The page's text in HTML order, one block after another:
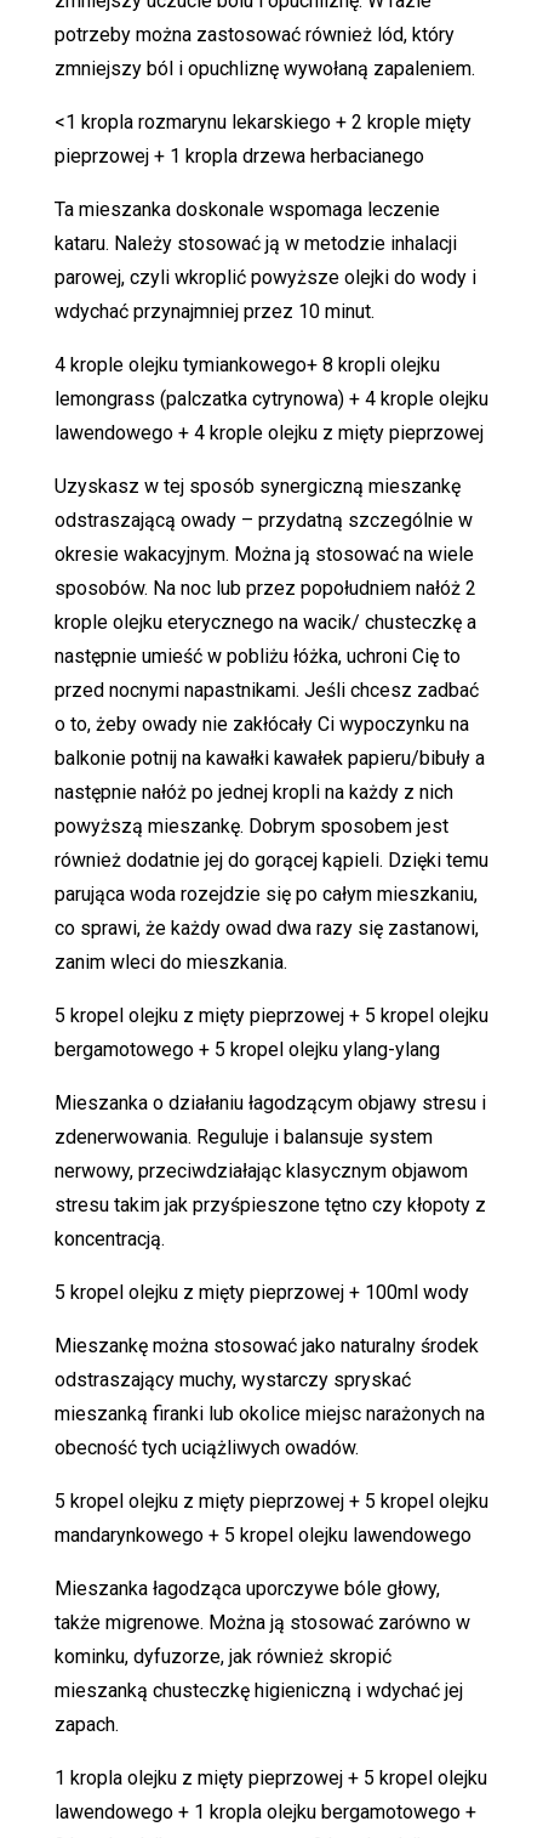
potrzeby można zastosować również lód, który
zmniejszy ból i opuchliznę wywołaną zapaleniem.
<1 kropla rozmarynu lekarskiego + 2 krople mięty
pieprzowej + 1 kropla drzewa herbacianego
Ta mieszanka doskonale wspomaga leczenie
kataru. Należy stosować ją w metodzie inhalacji
parowej, czyli wkroplić powyższe olejki do wody i
wdychać przynajmniej przez 10 minut.
4 krople olejku tymiankowego+ 8 kropli olejku
lemongrass (palczatka cytrynowa) + 4 krople olejku
lawendowego + 4 krople olejku z mięty pieprzowej
Uzyskasz w tej sposób synergiczną mieszankę
odstraszającą owady – przydatną szczególnie w
okresie wakacyjnym. Można ją stosować na wiele
sposobów. Na noc lub przez popołudniem nałóż 2
krople olejku eterycznego na wacik/ chusteczkę a
następnie umieść w pobliżu łóżka, uchroni Cię to
przed nocnymi napastnikami. Jeśli chcesz zadbać
o to, żeby owady nie zakłócały Ci wypoczynku na
balkonie potnij na kawałki kawałek papieru/bibuły a
następnie nałóż po jednej kropli na każdy z nich
powyższą mieszankę. Dobrym sposobem jest
również dodatnie jej do gorącej kąpieli. Dzięki temu
parująca woda rozejdzie się po całym mieszkaniu,
co sprawi, że każdy owad dwa razy się zastanowi,
zanim wleci do mieszkania.
5 kropel olejku z mięty pieprzowej + 5 kropel olejku
bergamotowego + 5 kropel olejku ylang-ylang
Mieszanka o działaniu łagodzącym objawy stresu i
zdenerwowania. Reguluje i balansuje system
nerwowy, przeciwdziałając klasycznym objawom
stresu takim jak przyśpieszone tętno czy kłopoty z
koncentracją.
5 kropel olejku z mięty pieprzowej + 100ml wody
Mieszankę można stosować jako naturalny środek
odstraszający muchy, wystarczy spryskać
mieszanką firanki lub okolice miejsc narażonych na
obecność tych uciążliwych owadów.
5 kropel olejku z mięty pieprzowej + 5 kropel olejku
mandarynkowego + 5 kropel olejku lawendowego
Mieszanka łagodząca uporczywe bóle głowy,
także migrenowe. Można ją stosować zarówno w
kominku, dyfuzorze, jak również skropić
mieszanką chusteczkę higieniczną i wdychać jej
zapach.
1 kropla olejku z mięty pieprzowej + 5 kropel olejku
lawendowego + 1 kropla olejku bergamotowego +